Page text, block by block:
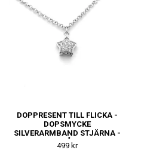
DOPPRESENT TILL FLICKA -
DOPSMYCKE
SILVERARMBAND STJÄRNA -
FIN DOPGÅVA ELLER
NAMNGIVNINGSPRESENT
499 kr